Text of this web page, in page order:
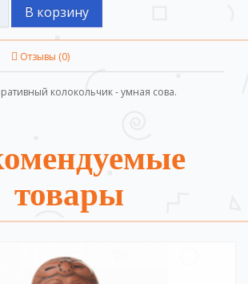
В корзину
Отзывы (0)
колокольчик - умная сова.
товары